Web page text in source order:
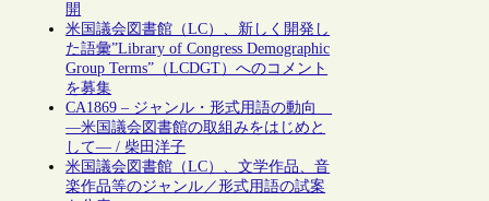
開
米国議会図書館（LC）、新しく開発し
た語彙”Library of Congress Demographic
Group Terms”（LCDGT）へのコメント
を募集
CA1869 – ジャンル・形式用語の動向
―米国議会図書館の取組みをはじめと
して― / 柴田洋子
米国議会図書館（LC）、文学作品、音
楽作品等のジャンル／形式用語の試案